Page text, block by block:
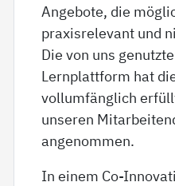
Angebote, die
praxisrelevant und
Die von uns
Lernplattform hat
vollumfänglich
unseren
angenommen.
In einem Co-